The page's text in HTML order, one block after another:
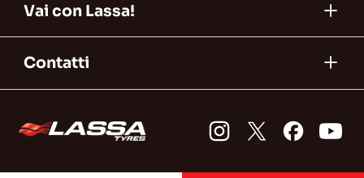
Vai con Lassa!
Contatti